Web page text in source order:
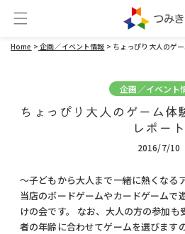
ンツに
進む
Home > 企画／イベント情報 > ちょっぴり大人のゲ
企画／イベント
ちょっぴり大人のゲーム
レポート
2016/7/10
～子どもから大人まで一緒に熱くなる
当店のボードゲームやカードゲームで
けの会です。 なお、大人の方の参加も
者の年齢に合わせてゲームを選びます